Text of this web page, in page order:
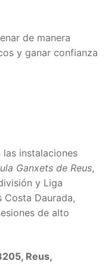
de manera
y ganar confianza
las instalaciones
Ganxets de Reus,
y Liga
Costa Daurada,
de alto
Reus,